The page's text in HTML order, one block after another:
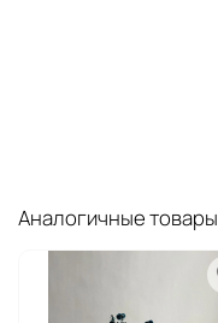
Аналогичные товары